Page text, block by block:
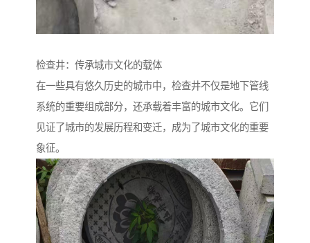
检查井：传承城市文化的载体
在一些具有悠久历史的城市中，检查井不仅是地下管线
系统的重要组成部分，还承载着丰富的城市文化。它们
见证了城市的发展历程和变迁，成为了城市文化的重要
象征。